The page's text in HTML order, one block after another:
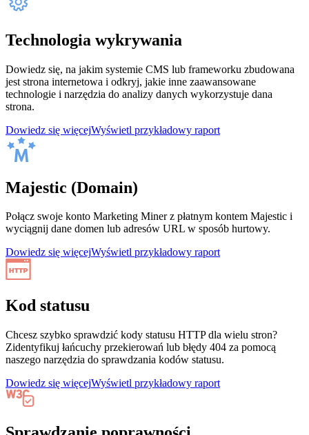
Technologia wykrywania
Dowiedz się, na jakim systemie CMS lub frameworku zbudowana
jest strona internetowa i odkryj, jakie inne zaawansowane
technologie i narzędzia do analizy danych wykorzystuje dana
strona.
Dowiedz się więcejWyświetl przykładowy raport
Majestic (Domain)
Połącz swoje konto Marketing Miner z płatnym kontem Majestic i
wyciągnij dane domen lub adresów URL w sposób hurtowy.
Dowiedz się więcejWyświetl przykładowy raport
Kod statusu
Chcesz szybko sprawdzić kody statusu HTTP dla wielu stron?
Zidentyfikuj łańcuchy przekierowań lub błędy 404 za pomocą
naszego narzędzia do sprawdzania kodów statusu.
Dowiedz się więcejWyświetl przykładowy raport